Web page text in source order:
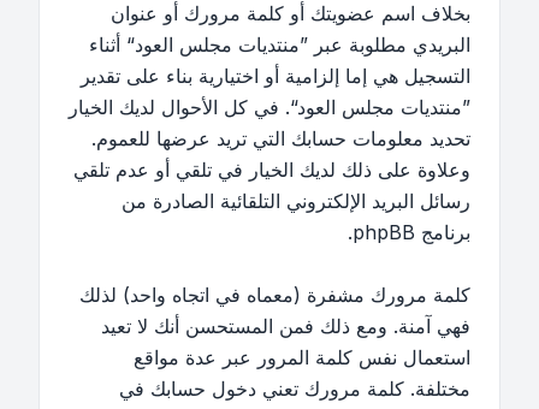
بخلاف اسم عضويتك أو كلمة مرورك أو عنوان
البريدي مطلوبة عبر ”منتديات مجلس العود“ أثناء
التسجيل هي إما إلزامية أو اختيارية بناء على تقدير
”منتديات مجلس العود“. في كل الأحوال لديك الخيار
تحديد معلومات حسابك التي تريد عرضها للعموم.
وعلاوة على ذلك لديك الخيار في تلقي أو عدم تلقي
رسائل البريد الإلكتروني التلقائية الصادرة من
برنامج phpBB.
كلمة مرورك مشفرة (معماه في اتجاه واحد) لذلك
فهي آمنة. ومع ذلك فمن المستحسن أنك لا تعيد
استعمال نفس كلمة المرور عبر عدة مواقع
مختلفة. كلمة مرورك تعني دخول حسابك في